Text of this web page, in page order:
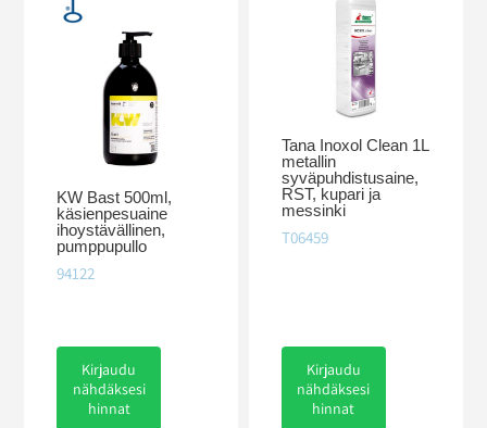
KW Bast 500ml,
käsienpesuaine
ihoystävällinen,
pumppupullo
94122
Kirjaudu
nähdäksesi
hinnat
Tana Inoxol Clean 1L
metallin
syväpuhdistusaine,
RST, kupari ja
messinki
T06459
Kirjaudu
nähdäksesi
hinnat